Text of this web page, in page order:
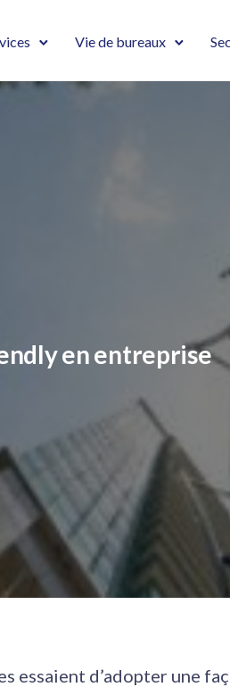
Vie de bureaux
en entreprise
essaient d’adopter une